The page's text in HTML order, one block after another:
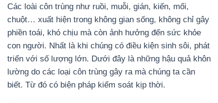
Các loài côn trùng như ruồi, muỗi, gián, kiến, mối,
chuột… xuất hiện trong không gian sống, không chỉ gây
phiền toái, khó chịu mà còn ảnh hưởng đến sức khỏe
con người. Nhất là khi chúng có điều kiện sinh sôi, phát
triển với số lượng lớn. Dưới đây là những hậu quả khôn
lường do các loại côn trùng gây ra mà chúng ta cần
biết. Từ đó có biện pháp kiểm soát kịp thời.